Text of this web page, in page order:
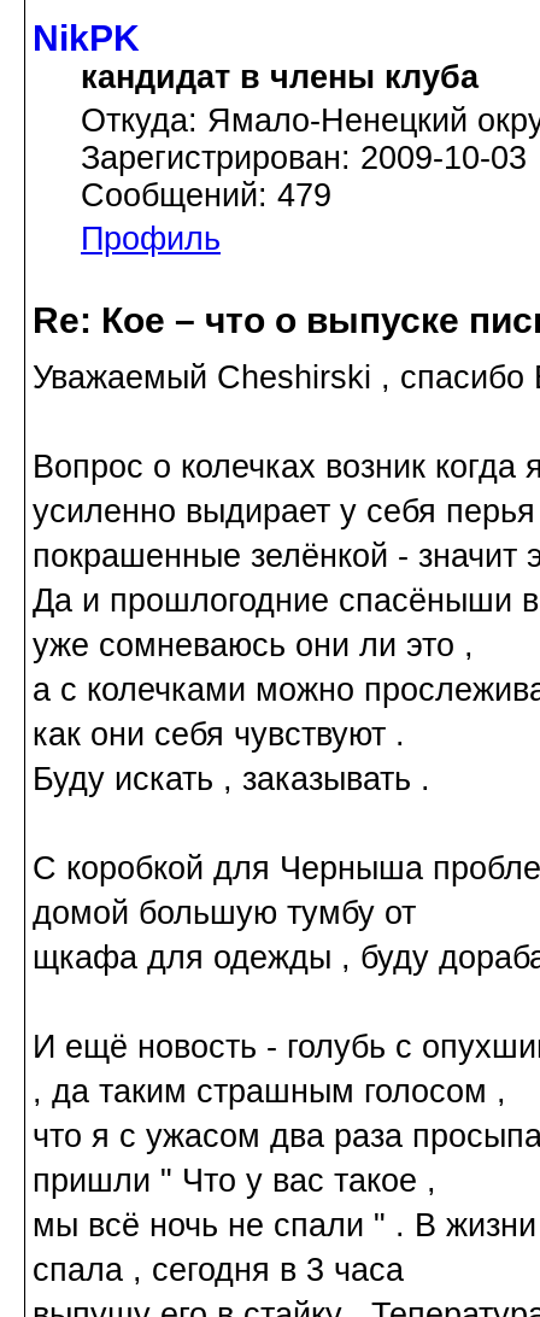
NikPK
кандидат в члены клуба
Откуда: Ямало-Ненецкий
Зарегистрирован: 2009-10-03
Сообщений: 479
Профиль
Re: Кое – что о выпуске
Уважаемый Cheshirski , спасибо
Вопрос о колечках возник когда
усиленно выдирает у себя перья
покрашенные зелёнкой - значит
Да и прошлогодние спасёныши
уже сомневаюсь они ли это ,
а с колечками можно
как они себя чувствуют .
Буду искать , заказывать .
С коробкой для Черныша
домой большую тумбу от
щкафа для одежды , буду
И ещё новость - голубь с
, да таким страшным голосом ,
что я с ужасом два раза
пришли " Что у вас такое ,
мы всё ночь не спали " . В
спала , сегодня в 3 часа